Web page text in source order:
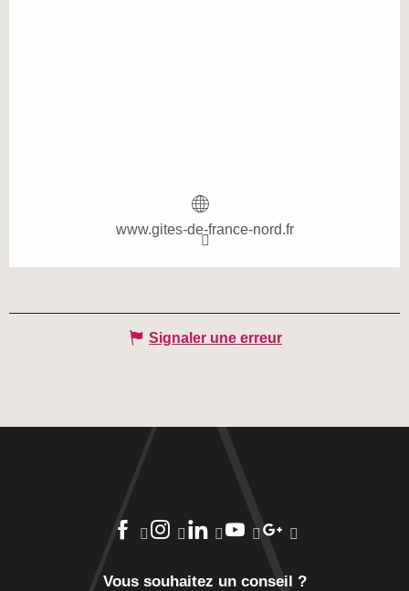
www.gites-de-france-nord.fr
Signaler une erreur
Vous souhaitez un conseil ?